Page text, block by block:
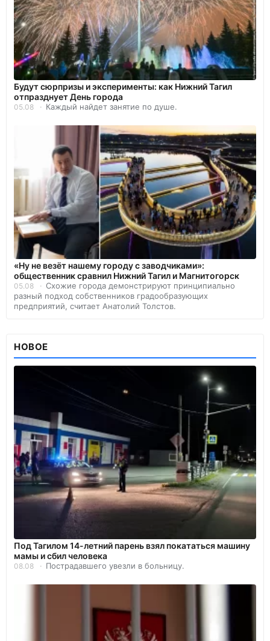
Будут сюрпризы и эксперименты: как Нижний Тагил
отпразднует День города
05.08 Каждый найдет занятие по душе.
«Ну не везёт нашему городу с заводчиками»:
общественник сравнил Нижний Тагил и Магнитогорск
05.08
Схожие города демонстрируют принципиально
разный подход собственников градообразующих
предприятий, считает Анатолий Толстов.
НОВОЕ
Под Тагилом 14-летний парень взял покататься машину
мамы и сбил человека
08.08 Пострадавшего увезли в больницу.